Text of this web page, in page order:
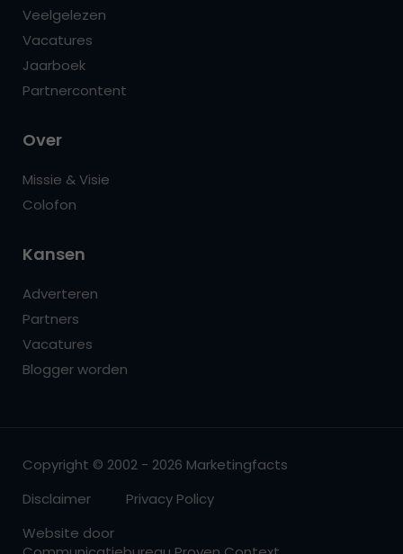
Veelgelezen
Vacatures
Jaarboek
Partnercontent
Over
Missie & Visie
Colofon
Kansen
Adverteren
Partners
Vacatures
Blogger worden
Copyright © 2002 - 2026 Marketingfacts
Disclaimer
Privacy Policy
Website door